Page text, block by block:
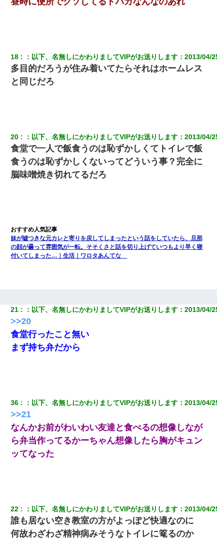
18 ： 以下、名無しにかわりましてVIPがお送りします ：2013/04/
多目的だろうが住み着いてたらそれはホームレス
と同じだろ
20 ： 以下、名無しにかわりましてVIPがお送りします ：2013/04/
食堂で一人で飯食うのは恥ずかしくてトイレで飯
食うのは恥ずかしくないってどういう事？完全に
脳味噌焼き切れてるだろ
妹が嘘つきな元カレと寄りを戻してしまったという話をしていたら、旦那
の顔が曇って雰囲気が一転。そそくさと話を切り上げていつもより早く寝
付いてしまった…｜生活｜ワロタあんてな
21 ： 以下、名無しにかわりましてVIPがお送りします ：2013/04/
>>20
食堂行ったこと無い
まず持ち弁だから
36 ： 以下、名無しにかわりましてVIPがお送りします ：2013/04/
>>21
なんかお前がわいわい友達と食べるの想像しなが
ら弁当作ってるかーちゃん想像したら胸がキュン
ッてなった
22 ： 以下、名無しにかわりましてVIPがお送りします ：2013/04/
誰も居ない空き教室の方がよっぽど快適なのに
何故わざわざ精神病みそうなトイレに篭るのか